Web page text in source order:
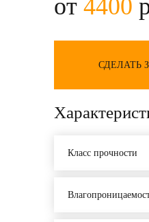
от 4400
СДЕЛАТЬ
Класс прочности